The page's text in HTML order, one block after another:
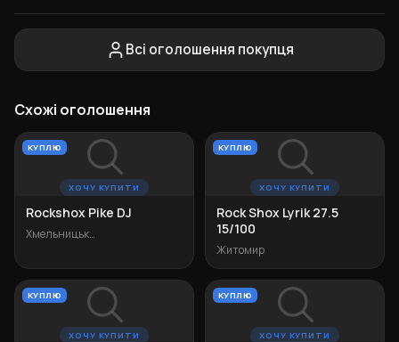
Всі оголошення покупця
Схожі оголошення
ХОЧУ КУПИТИ
КУПЛЮ
Rockshox Pike DJ
Хмельницький
ХОЧУ КУПИТИ
КУПЛЮ
Rock Shox Lyrik 27.5
15/100
Житомир
ХОЧУ КУПИТИ
КУПЛЮ
ХОЧУ КУПИТИ
КУПЛЮ